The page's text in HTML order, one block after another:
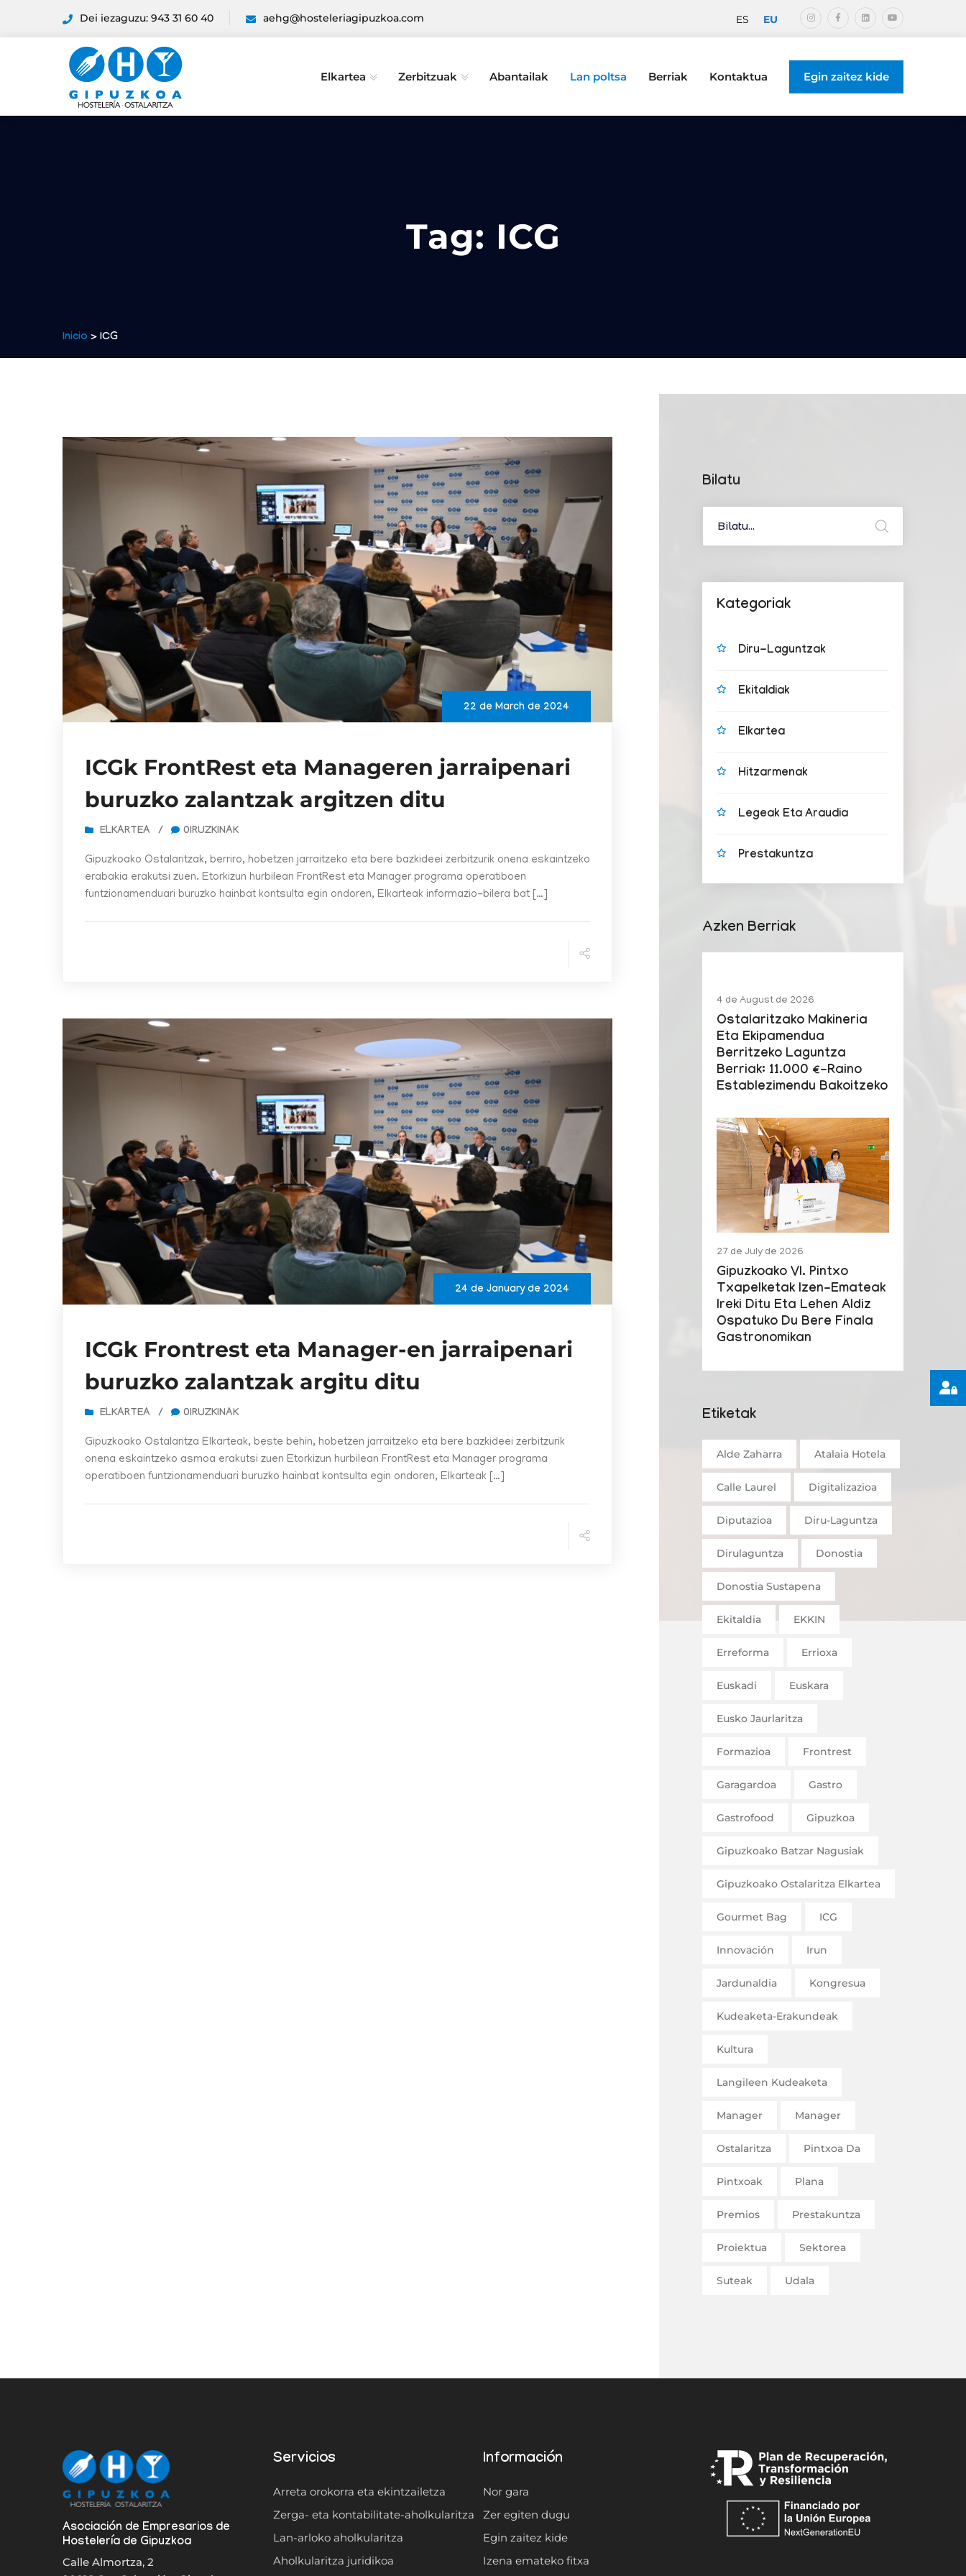
Dei iezaguzu: 943 31 60 40 aehg@hosteleriagipuzkoa.com ES EU
Elkartea Zerbitzuak Abantailak Lan poltsa Berriak Kontaktua Egin zaitez kide
Tag: ICG
Inicio > ICG
22 de March de 2024
ICGk FrontRest eta Manageren jarraipenari
buruzko zalantzak argitzen ditu
ELKARTEA / 0IRUZKINAK
Gipuzkoako Ostalaritzak, berriro, hobetzen jarraitzeko eta bere bazkideei zerbitzurik onena eskaintzeko
erabakia erakutsi zuen. Etorkizun hurbilean FrontRest eta Manager programa operatiboen
funtzionamenduari buruzko hainbat kontsulta egin ondoren, Elkarteak informazio-bilera bat […]
24 de January de 2024
ICGk Frontrest eta Manager-en jarraipenari
buruzko zalantzak argitu ditu
ELKARTEA / 0IRUZKINAK
Gipuzkoako Ostalaritza Elkarteak, beste behin, hobetzen jarraitzeko eta bere bazkideei zerbitzurik
onena eskaintzeko asmoa erakutsi zuen Etorkizun hurbilean FrontRest eta Manager programa
operatiboen funtzionamenduari buruzko hainbat kontsulta egin ondoren, Elkarteak […]
Bilatu
Kategoriak
Diru-Laguntzak
Ekitaldiak
Elkartea
Hitzarmenak
Legeak Eta Araudia
Prestakuntza
Azken Berriak
4 de August de 2026
Ostalaritzako Makineria
Eta Ekipamendua
Berritzeko Laguntza
Berriak: 11.000 €-Raino
Establezimendu Bakoitzeko
27 de July de 2026
Gipuzkoako VI. Pintxo
Txapelketak Izen-Emateak
Ireki Ditu Eta Lehen Aldiz
Ospatuko Du Bere Finala
Gastronomikan
Etiketak
Alde Zaharra Atalaia Hotela
Calle Laurel Digitalizazioa
Diputazioa Diru-Laguntza
Dirulaguntza Donostia
Donostia Sustapena
Ekitaldia EKKIN
Erreforma Errioxa
Euskadi Euskara
Eusko Jaurlaritza
Formazioa Frontrest
Garagardoa Gastro
Gastrofood Gipuzkoa
Gipuzkoako Batzar Nagusiak
Gipuzkoako Ostalaritza Elkartea
Gourmet Bag ICG
Innovación Irun
Jardunaldia Kongresua
Kudeaketa-Erakundeak
Kultura
Langileen Kudeaketa
Manager Manager
Ostalaritza Pintxoa Da
Pintxoak Plana
Premios Prestakuntza
Proiektua Sektorea
Suteak Udala
Asociación de Empresarios de
Hostelería de Gipuzkoa
Calle Almortza, 2
Servicios
Arreta orokorra eta ekintzailetza
Zerga- eta kontabilitate-aholkularitza
Lan-arloko aholkularitza
Aholkularitza juridikoa
Información
Nor gara
Zer egiten dugu
Egin zaitez kide
Izena emateko fitxa